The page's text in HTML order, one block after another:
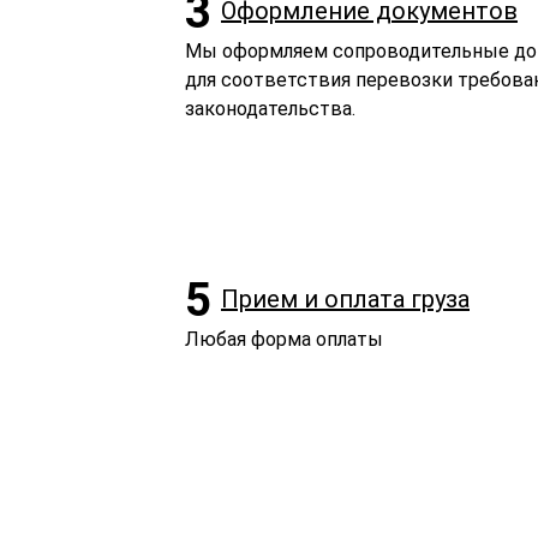
3 Оформление документов
Мы оформляем сопроводительные
для соответствия перевозки
законодательства.
5 Прием и оплата груза
Любая форма оплаты